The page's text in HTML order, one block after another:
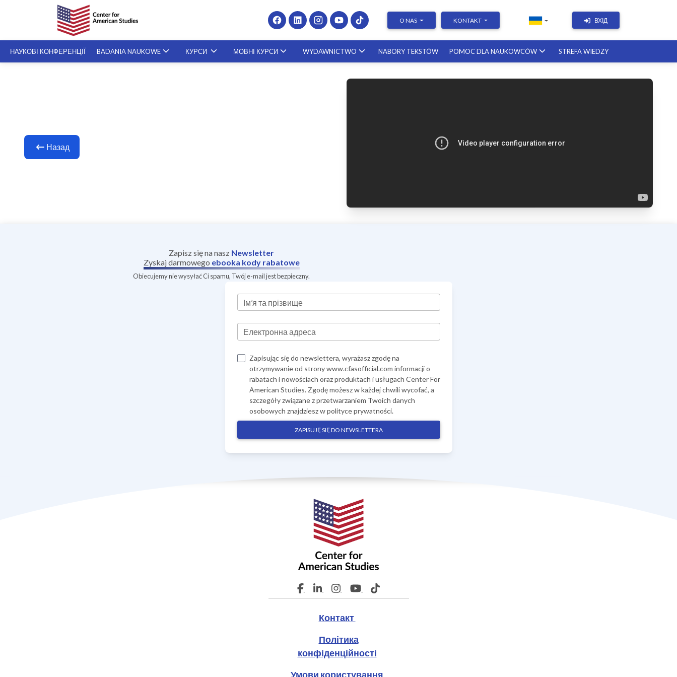
O NAS KONTAKT ВХІД
НАУКОВІ КОНФЕРЕНЦІЇ BADANIA NAUKOWE КУРСИ
Presenting at Conferences & Publishing Research –
course with a scholar from the United States
Academic Writing | Course with a
08.01.2027
МОВНІ КУРСИ WYDAWNICTWO NABORY TEKSTÓW POMOC DLA NAUKOWCÓW STREFA WIEDZY
Назад
Zapisz się na nasz Newsletter
Zyskaj darmowego ebooka kody rabatowe
Obiecujemy nie wysyłać Ci spamu, Twój e-mail jest bezpieczny.
Ім’я та прізвище
Електронна адреса
Zapisując się do newslettera, wyrażasz zgodę na
otrzymywanie od strony www.cfasofficial.com informacji o
rabatach i nowościach oraz produktach i usługach Center For
American Studies. Zgodę możesz w każdej chwili wycofać, a
szczegóły związane z przetwarzaniem Twoich danych
osobowych znajdziesz wpolityce prywatności.
ZAPISUJĘ SIĘ DO NEWSLETTERA
Контакт
Політика
конфіденційності
Умови користування